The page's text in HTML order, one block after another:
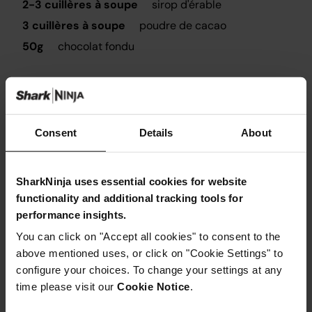
Consent Details About
SharkNinja uses essential cookies for website
functionality and additional tracking tools for
performance insights.
You can click on "Accept all cookies" to consent to the
above mentioned uses, or click on "Cookie Settings" to
configure your choices. To change your settings at any
time please visit our Cookie Notice.
2-3 cuillères à soupe
sirop d'érable
3 cuillères à soupe
poudre de cacao
50g
chocolat fondu
Instructions
Étape 1
Préchauffez votre four à 180°C et tapissez un moule à
brownie de papier sulfurisé.
Étape 2
Dans votre robot culinaire Ninja, ajoutez tous les
ingrédients secs et mixez-les pour les combiner.
Étape 3
Faites fondre le chocolat et l'huile de coco ensemble,
puis incorporez-les à vos ingrédients secs. Ajoutez les